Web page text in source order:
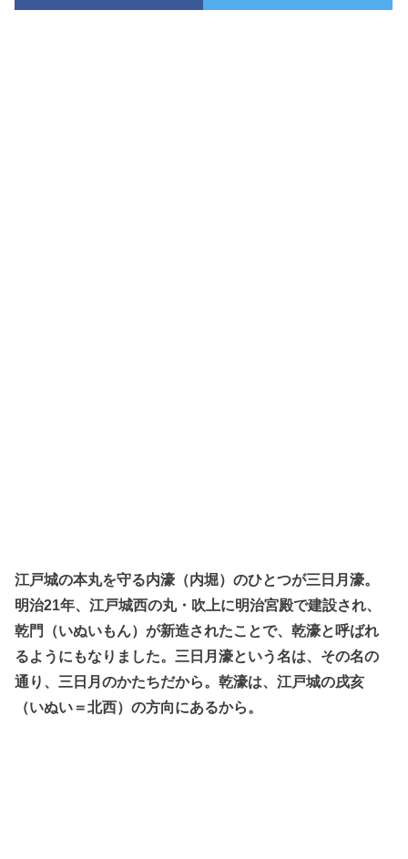
江戸城の本丸を守る内濠（内堀）のひとつが三日月濠。
明治21年、江戸城西の丸・吹上に明治宮殿で建設され、
乾門（いぬいもん）が新造されたことで、乾濠と呼ばれ
るようにもなりました。三日月濠という名は、その名の
通り、三日月のかたちだから。乾濠は、江戸城の戌亥
（いぬい＝北西）の方向にあるから。